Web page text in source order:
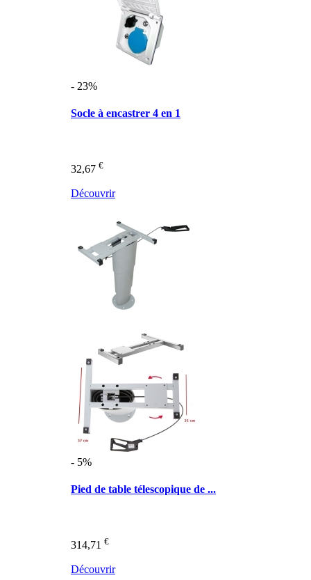
- 23%
Socle à encastrer 4 en 1
32,67 €
Découvrir
- 5%
Pied de table télescopique de ...
314,71 €
Découvrir